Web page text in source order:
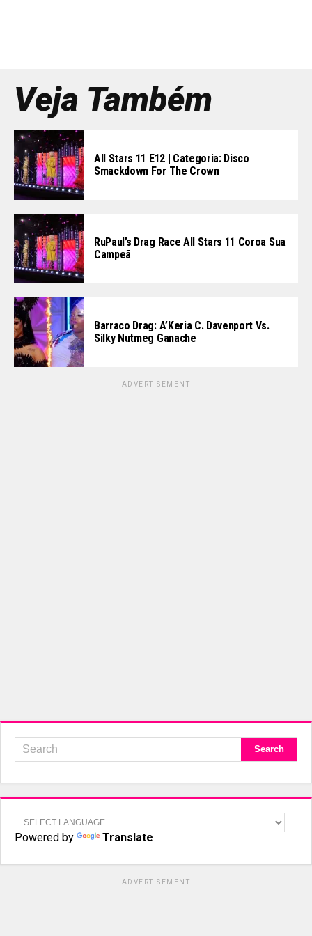
Veja Também
All Stars 11 E12 | Categoria: Disco
Smackdown For The Crown
RuPaul’s Drag Race All Stars 11 Coroa Sua
Campeã
Barraco Drag: A’Keria C. Davenport Vs.
Silky Nutmeg Ganache
ADVERTISEMENT
Powered by Translate
ADVERTISEMENT